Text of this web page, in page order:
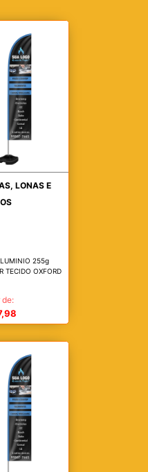
LONAS E
255g
TECIDO OXFORD
de: